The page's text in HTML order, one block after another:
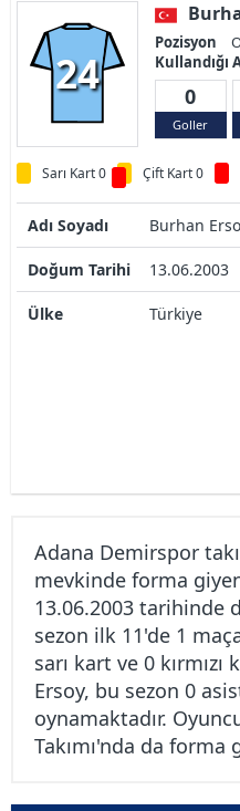
24
Pozisyon
Kullandığı
0
Goller
Sarı Kart 0 Çift Kart 0
Adı Soyadı Burhan
Doğum Tarihi 13.06.2003
Ülke Türkiye
Adana Demirspor
mevkinde forma
13.06.2003 tarihinde
sezon ilk 11'de 1
sarı kart ve 0
Ersoy, bu sezon 0
oynamaktadır.
Takımı'nda da forma